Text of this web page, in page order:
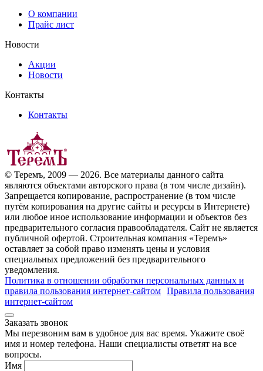
О компании
Прайс лист
Новости
Акции
Новости
Контакты
Контакты
© Теремъ, 2009 — 2026. Все материалы данного сайта
являются объектами авторского права (в том числе дизайн).
Запрещается копирование, распространение (в том числе
путём копирования на другие сайты и ресурсы в Интернете)
или любое иное использование информации и объектов без
предварительного согласия правообладателя. Cайт не является
публичной офертой. Строительная компания «Теремъ»
оставляет за собой право изменять цены и условия
специальных предложений без предварительного
уведомления.
Политика в отношении обработки персональных данных и
правила пользования интернет-сайтом Правила пользования
интернет-сайтом
Заказать звонок
Мы перезвоним вам в удобное для вас время. Укажите своё
имя и номер телефона. Наши специалисты ответят на все
вопросы.
Имя